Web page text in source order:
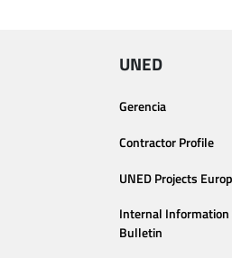
UNED
Gerencia
Contractor Profile
UNED Projects
Internal Information
Bulletin